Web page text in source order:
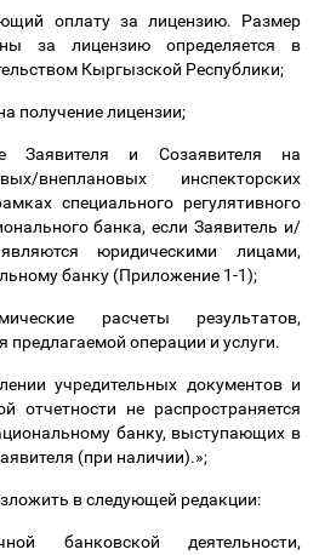
оплату за лицензию. Размер
за лицензию определяется в
Кыргызской Республики;
получение лицензии;
Заявителя и Созаявителя на
внеплановых инспекторских
специального регулятивного
банка, если Заявитель и/
юридическими лицами,
банку (Приложение 1-1);
расчеты результатов,
операции и услуги.
учредительных документов и
отчетности не распространяется
банку, выступающих в
(при наличии).»;
в следующей редакции:
банковской деятельности,